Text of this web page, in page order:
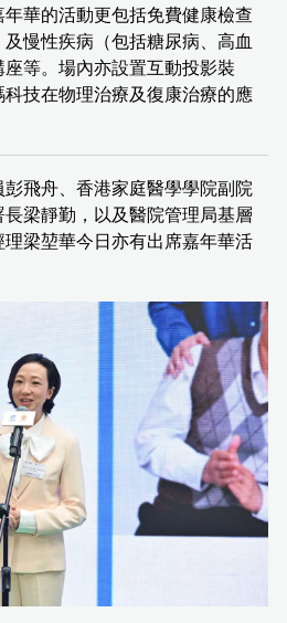
華的活動更包括免費健康檢查
慢性疾病（包括糖尿病、高血
等。場內亦設置互動投影裝
技在物理治療及復康治療的應
飛舟、香港家庭醫學學院副院
梁靜勤，以及醫院管理局基層
梁堃華今日亦有出席嘉年華活